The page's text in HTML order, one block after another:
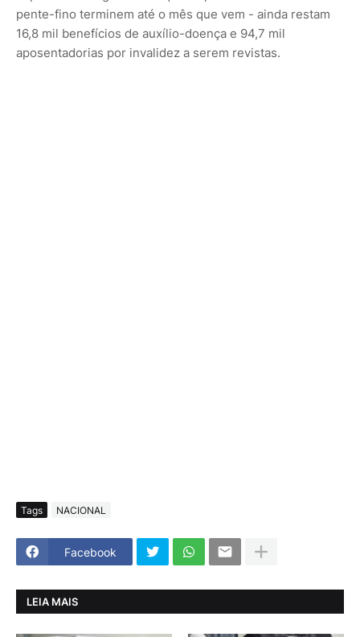
pente-fino terminem até o mês que vem - ainda restam
16,8 mil benefícios de auxílio-doença e 94,7 mil
aposentadorias por invalidez a serem revistas.
Tags NACIONAL
Facebook
LEIA MAIS